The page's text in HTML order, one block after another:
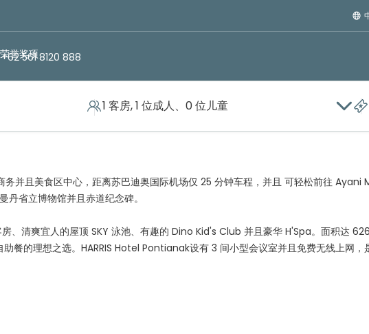
荣誉奖项
1 客房, 1 位成人、0 位儿童
+62 561 8120 888
并且美食区中心，距离苏巴迪奥国际机场仅 25 分钟车程，并且 可轻松前往 Ayani
省立博物馆并且赤道纪念碑。
、清爽宜人的屋顶 SKY 泳池、有趣的 Dino Kid's Club 并且豪华 H'Spa。面积达
餐的理想之选。HARRIS Hotel Pontianak设有 3 间小型会议室并且免费无线上网，